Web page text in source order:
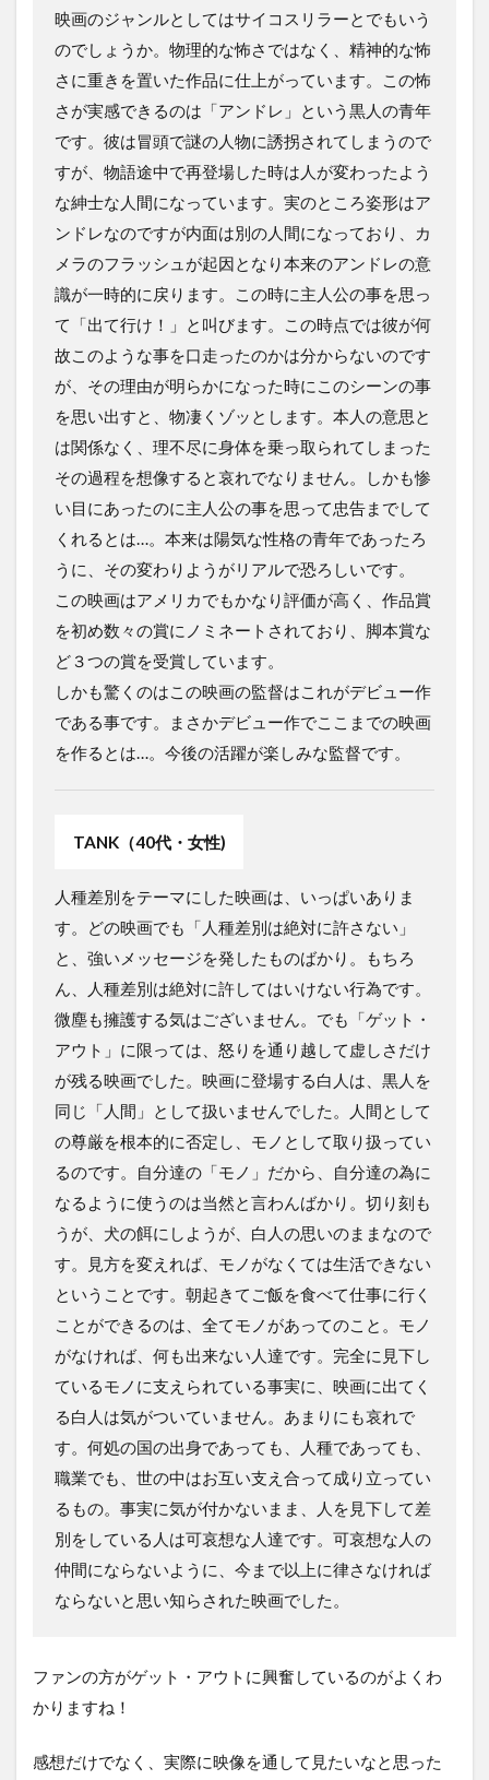
映画のジャンルとしてはサイコスリラーとでもいう
のでしょうか。物理的な怖さではなく、精神的な怖
さに重きを置いた作品に仕上がっています。この怖
さが実感できるのは「アンドレ」という黒人の青年
です。彼は冒頭で謎の人物に誘拐されてしまうので
すが、物語途中で再登場した時は人が変わったよう
な紳士な人間になっています。実のところ姿形はア
ンドレなのですが内面は別の人間になっており、カ
メラのフラッシュが起因となり本来のアンドレの意
識が一時的に戻ります。この時に主人公の事を思っ
て「出て行け！」と叫びます。この時点では彼が何
故このような事を口走ったのかは分からないのです
が、その理由が明らかになった時にこのシーンの事
を思い出すと、物凄くゾッとします。本人の意思と
は関係なく、理不尽に身体を乗っ取られてしまった
その過程を想像すると哀れでなりません。しかも惨
い目にあったのに主人公の事を思って忠告までして
くれるとは…。本来は陽気な性格の青年であったろ
うに、その変わりようがリアルで恐ろしいです。
この映画はアメリカでもかなり評価が高く、作品賞
を初め数々の賞にノミネートされており、脚本賞な
ど３つの賞を受賞しています。
しかも驚くのはこの映画の監督はこれがデビュー作
である事です。まさかデビュー作でここまでの映画
を作るとは…。今後の活躍が楽しみな監督です。
TANK（40代・女性)
人種差別をテーマにした映画は、いっぱいありま
す。どの映画でも「人種差別は絶対に許さない」
と、強いメッセージを発したものばかり。もちろ
ん、人種差別は絶対に許してはいけない行為です。
微塵も擁護する気はございません。でも「ゲット・
アウト」に限っては、怒りを通り越して虚しさだけ
が残る映画でした。映画に登場する白人は、黒人を
同じ「人間」として扱いませんでした。人間として
の尊厳を根本的に否定し、モノとして取り扱ってい
るのです。自分達の「モノ」だから、自分達の為に
なるように使うのは当然と言わんばかり。切り刻も
うが、犬の餌にしようが、白人の思いのままなので
す。見方を変えれば、モノがなくては生活できない
ということです。朝起きてご飯を食べて仕事に行く
ことができるのは、全てモノがあってのこと。モノ
がなければ、何も出来ない人達です。完全に見下し
ているモノに支えられている事実に、映画に出てく
る白人は気がついていません。あまりにも哀れで
す。何処の国の出身であっても、人種であっても、
職業でも、世の中はお互い支え合って成り立ってい
るもの。事実に気が付かないまま、人を見下して差
別をしている人は可哀想な人達です。可哀想な人の
仲間にならないように、今まで以上に律さなければ
ならないと思い知らされた映画でした。
ファンの方がゲット・アウトに興奮しているのがよくわ
かりますね！
感想だけでなく、実際に映像を通して見たいなと思った